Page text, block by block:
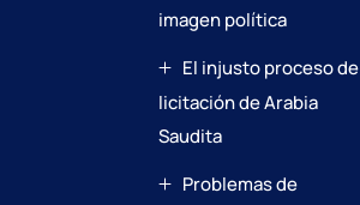
imagen política
El injusto proceso de
licitación de Arabia
Saudita
Problemas de